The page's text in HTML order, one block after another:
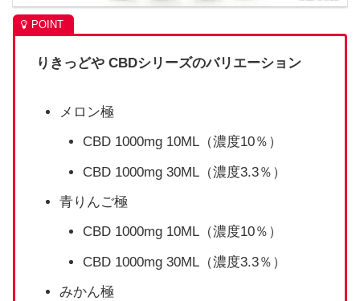
りきっどや CBDシリーズのバリエーション
メロン極
CBD 1000mg 10ML（濃度10％）
CBD 1000mg 30ML（濃度3.3％）
青りんご極
CBD 1000mg 10ML（濃度10％）
CBD 1000mg 30ML（濃度3.3％）
みかん極